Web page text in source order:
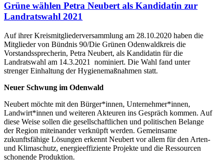
Grüne wählen Petra Neubert als Kandidatin zur
Landratswahl 2021
Auf ihrer Kreismitgliederversammlung am 28.10.2020 haben die
Mitglieder von Bündnis 90/Die Grünen Odenwaldkreis die
Vorstandssprecherin, Petra Neubert, als Kandidatin für die
Landratswahl am 14.3.2021 nominiert. Die Wahl fand unter
strenger Einhaltung der Hygienemaßnahmen statt.
Neuer Schwung im Odenwald
Neubert möchte mit den Bürger*innen, Unternehmer*innen,
Landwirt*innen und weiteren Akteuren ins Gespräch kommen. Auf
diese Weise sollen die gesellschaftlichen und politischen Belange
der Region miteinander verknüpft werden. Gemeinsame
zukunftsfähige Lösungen erkennt Neubert vor allem für den Arten-
und Klimaschutz, energieeffiziente Projekte und die Ressourcen
schonende Produktion.